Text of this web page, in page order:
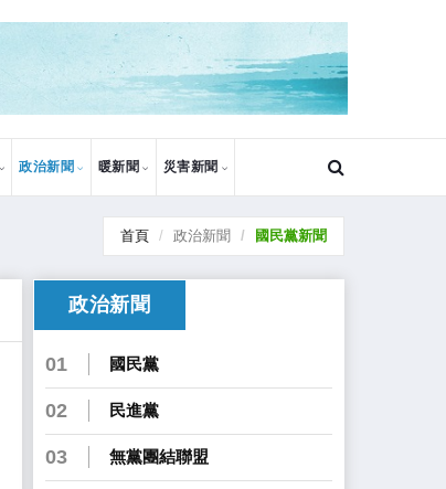
政治新聞 暖新聞 災害新聞
首頁 政治新聞 國民黨新聞
政治新聞
01 國民黨
02 民進黨
03 無黨團結聯盟